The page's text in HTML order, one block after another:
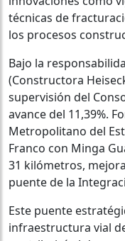
técnicas de
los procesos
Bajo la
(Constructora
supervisión del
avance del 11,39%.
Metropolitano del
Franco con Minga
31 kilómetros,
puente de la
Este puente
infraestructura vial